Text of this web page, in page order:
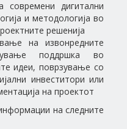
дигитални
и методологија во
решенија
на извонредните
поддршка во
идеи, поврзување со
инвеститори или
на проектот
на следните